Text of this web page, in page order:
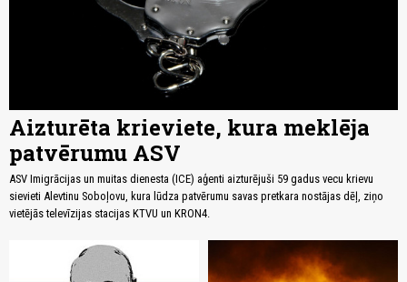
Aizturēta krieviete, kura meklēja
patvērumu ASV
ASV Imigrācijas un muitas dienesta (ICE) aģenti aizturējuši 59 gadus vecu krievu
sievieti Alevtinu Soboļovu, kura lūdza patvērumu savas pretkara nostājas dēļ, ziņo
vietējās televīzijas stacijas KTVU un KRON4.